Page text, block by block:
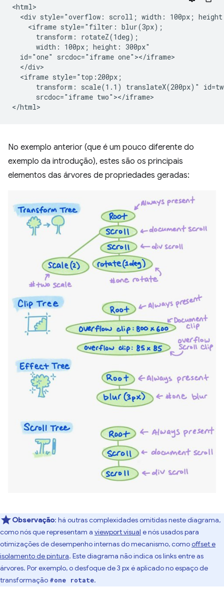
<html>
<div style="overflow: scroll; width: 100px;
    <iframe style="filter: blur(3px);
      transform: rotateZ(1deg);
      width: 100px; height: 300px"
  id="one" srcdoc="iframe one"></iframe>
  </div>
  <iframe style="top:200px;
transform: scale(1.1) translateX(200px)"
      srcdoc="iframe two"></iframe>
No exemplo anterior (que é um pouco diferente do
exemplo da introdução), estes são os principais
elementos das árvores de propriedades geradas:
Observação: há outras complexidades omitidas neste diagrama,
como nós que representam a viewport visual e nós usados para
otimizações de desempenho internas do mecanismo, comooffset e
isolamento de pintura. Este diagrama não indica os links entre as
árvores. Por exemplo, o desfoque de 3 px é aplicado no espaço de
transformação #one rotate.